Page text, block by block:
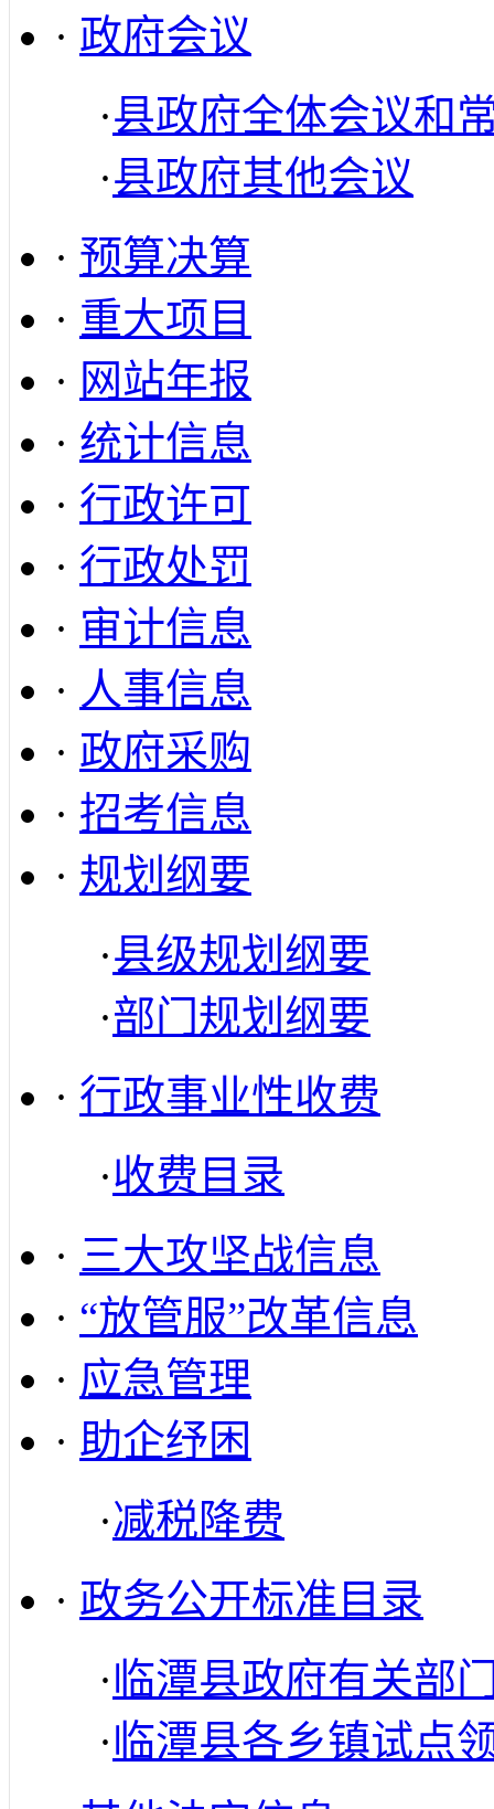
· 政府会议
·县政府全体会议和
·县政府其他会议
· 预算决算
· 重大项目
· 网站年报
· 统计信息
· 行政许可
· 行政处罚
· 审计信息
· 人事信息
· 政府采购
· 招考信息
· 规划纲要
·县级规划纲要
·部门规划纲要
· 行政事业性收费
·收费目录
· 三大攻坚战信息
· “放管服”改革信息
· 应急管理
· 助企纾困
·减税降费
· 政务公开标准目录
·临潭县政府有关部
·临潭县各乡镇试点